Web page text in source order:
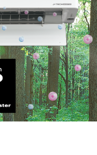
AQUOS 8K 第三代
8K影像技術展現
AIoT智慧聯網除濕機
乾淨方美學除濕機
FAQ
PCI 自動除菌離子
滾筒洗衣機/乾衣機
直立變頻洗衣機
超音波清洗棒
電子轉盤微波爐